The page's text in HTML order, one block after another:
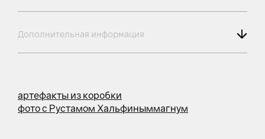
Дополнительная информация
артефакты из коробки
фото с Рустамом Хальфиныммагнум